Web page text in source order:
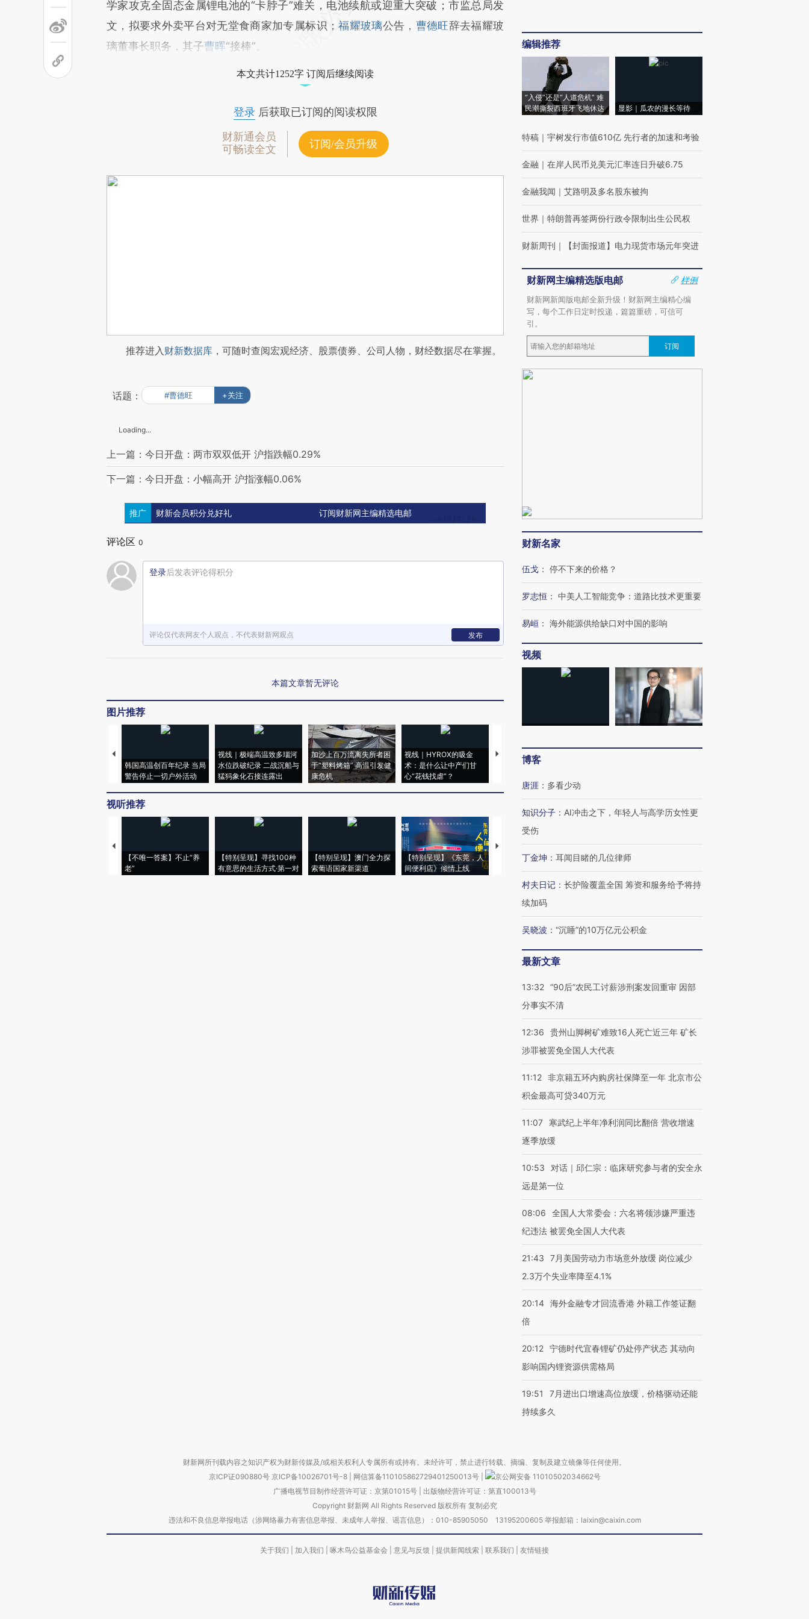
学家攻克全固态金属锂电池的“卡脖子”难关，电池续航或迎重大突破；市监总局发
文，拟要求外卖平台对无堂食商家加专属标识； 福耀玻璃公告， 曹德旺辞去福耀玻
璃董事长职务，其子曹晖“接棒”。
本文共计1252字 订阅后继续阅读
登录后获取已订阅的阅读权限
财新通会员
可畅读全文
订阅/会员升级
推荐进入财新数据库 ，可随时查阅宏观经济、股票债券、公司人物，财经数据尽在掌握。
话题： #曹德旺 +关注
Loading...
上一篇：今日开盘：两市双双低开 沪指跌幅0.29%
下一篇：今日开盘：小幅高开 沪指涨幅0.06%
推广 财新会员积分兑好礼 订阅财新网主编精选电邮
评论区 0
登录后发表评论得积分
评论仅代表网友个人观点，不代表财新网观点 发布
本篇文章暂无评论
图片推荐
韩国高温创百年纪录 当局
警告停止一切户外活动
视线｜极端高温致多瑙河
水位跌破纪录 二战沉船与
猛犸象化石接连露出
加沙上百万流离失所者困
于“塑料烤箱” 高温引发健
康危机
视线｜HYROX的吸金
术：是什么让中产们甘
心“花钱找虐”？
马航飞行员跨国走私7万
粒摇头丸 尿检体内含3种
视听推荐
【不唯一答案】不止“养
老”
【特别呈现】寻找100种
有意思的生活方式·第一对
【特别呈现】澳门全力探
索葡语国家新渠道
【特别呈现】《东莞，人
间便利店》倾情上线
【推广】走进第四届链博
会，让数智科技“链”接产
【特别呈现】寻找100种
【商旅对话】华住集团
编辑推荐
“入侵”还是“人道危机” 难
民潮撕裂西班牙飞地休达
显影｜瓜农的漫长等待
特稿 ｜ 宇树发行市值610亿 先行者的加速和考验
金融 ｜ 在岸人民币兑美元汇率连日升破6.75
金融我闻 ｜ 艾路明及多名股东被拘
世界 ｜ 特朗普再签两份行政令限制出生公民权
财新周刊 ｜ 【封面报道】电力现货市场元年突进
财新网主编精选版电邮
样例
财新网新闻版电邮全新升级！财新网主编精心编
写，每个工作日定时投递，篇篇重磅，可信可
引。
订阅
财新名家
伍戈 ： 停不下来的价格？
罗志恒 ： 中美人工智能竞争：道路比技术更重要
易峘 ： 海外能源供给缺口对中国的影响
视频
博客
唐涯 ： 多看少动
知识分子 ： AI冲击之下，年轻人与高学历女性更
受伤
丁金坤 ： 耳闻目睹的几位律师
村夫日记 ： 长护险覆盖全国 筹资和服务给予将持
续加码
吴晓波 ： “沉睡”的10万亿元公积金
最新文章
13:32 “90后”农民工讨薪涉刑案发回重审 因部
分事实不清
12:36
贵州山脚树矿难致16人死亡近三年 矿长
涉罪被罢免全国人大代表
11:12 非京籍五环内购房社保降至一年 北京市公
积金最高可贷340万元
11:07
寒武纪上半年净利润同比翻倍 营收增速
逐季放缓
10:53
对话｜邱仁宗：临床研究参与者的安全永
远是第一位
08:06
全国人大常委会：六名将领涉嫌严重违
纪违法 被罢免全国人大代表
21:43
7月美国劳动力市场意外放缓 岗位减少
2.3万个失业率降至4.1%
20:14 海外金融专才回流香港 外籍工作签证翻
倍
20:12 宁德时代宜春锂矿仍处停产状态 其动向
影响国内锂资源供需格局
19:51
7月进出口增速高位放缓，价格驱动还能
持续多久
财新网所刊载内容之知识产权为财新传媒及/或相关权利人专属所有或持有。未经许可，禁止进行转载、摘编、复制及建立镜像等任何使用。
京ICP证090880号 京ICP备10026701号-8 网信算备110105862729401250013号
京公网安备 11010502034662号
广播电视节目制作经营许可证：京第01015号| 出版物经营许可证：第直100013号
Copyright 财新网 All Rights Reserved 版权所有 复制必究
违法和不良信息举报电话（涉网络暴力有害信息举报、未成年人举报、谣言信息）：010-85905050 13195200605 举报邮箱：laixin@caixin.com
关于我们 加入我们 啄木鸟公益基金会 意见与反馈 提供新闻线索 联系我们 友情链接